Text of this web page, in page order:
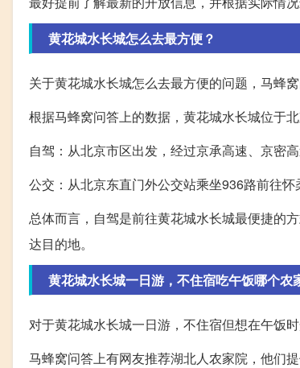
黄花城水长城怎么去最方便？
关于黄花城水长城怎么去最方便的问题，马蜂
根据马蜂窝问答上的数据，黄花城水长城位于
自驾：从北京市区出发，经过京承高速、京密
公交：从北京东直门外公交站乘坐936路前往
总体而言，自驾是前往黄花城水长城最便捷的
达目的地。
黄花城水长城一日游，不住宿吃午饭哪个农
对于黄花城水长城一日游，不住宿但想在午饭
马蜂窝问答上有网友推荐湖北人农家院，他们